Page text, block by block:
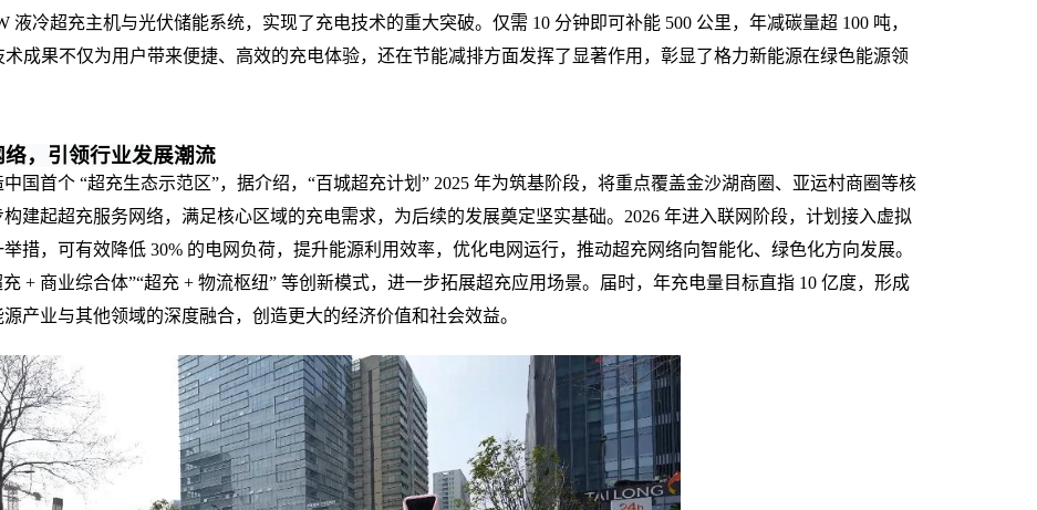
液冷超充主机与光伏储能系统，实现了充电技术的重大突破。仅需 10 分钟即可补能 500 公里，年减碳量超 100 吨，
成果不仅为用户带来便捷、高效的充电体验，还在节能减排方面发挥了显著作用，彰显了格力新能源在绿色能源领
，引领行业发展潮流
国首个 “超充生态示范区”， 据介绍， “百城超充计划” 2025 年为筑基阶段，将重点覆盖金沙湖商圈 、 亚运村商圈等核
建起超充服务网络，满足核心区域的充电需求，为后续的发展奠定坚实基础。2026 年进入联网阶段，计划接入虚拟
措，可有效降低 30% 的电网负荷，提升能源利用效率，优化电网运行，推动超充网络向智能化、绿色化方向发展。
+ 商业综合体”“超充 + 物流枢纽” 等创新模式，进一步拓展超充应用场景。届时，年充电量目标直指 10 亿度，形成
产业与其他领域的深度融合，创造更大的经济价值和社会效益。